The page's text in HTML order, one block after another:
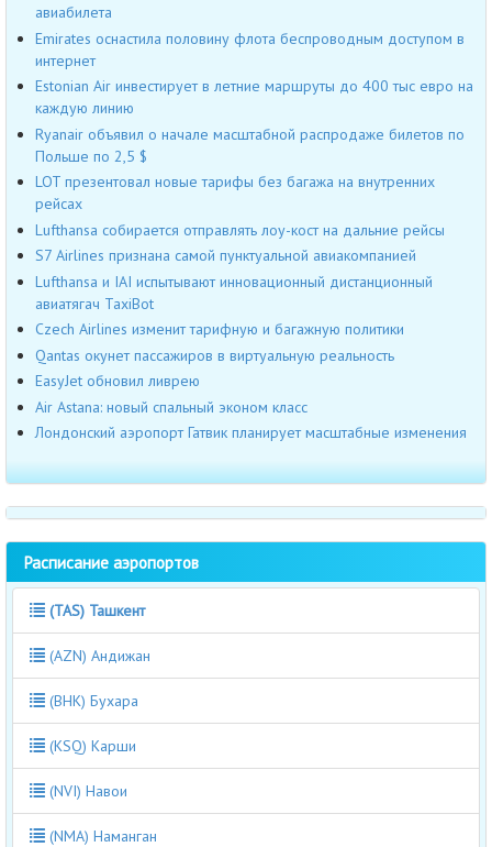
авиабилета
Emirates оснастила половину флота беспроводным доступом в
интернет
Estonian Air инвестирует в летние маршруты до 400 тыс евро на
каждую линию
Ryanair объявил о начале масштабной распродаже билетов по
Польше по 2,5 $
LOT презентовал новые тарифы без багажа на внутренних
рейсах
Lufthansa собирается отправлять лоу-кост на дальние рейсы
S7 Airlines признана самой пунктуальной авиакомпанией
Lufthansa и IAI испытывают инновационный дистанционный
авиатягач TaxiBot
Czech Airlines изменит тарифную и багажную политики
Qantas окунет пассажиров в виртуальную реальность
EasyJet обновил ливрею
Air Astana: новый спальный эконом класс
Лондонский аэропорт Гатвик планирует масштабные изменения
Расписание аэропортов
(TAS) Ташкент
(AZN) Андижан
(BHK) Бухара
(KSQ) Карши
(NVI) Навои
(NMA) Наманган